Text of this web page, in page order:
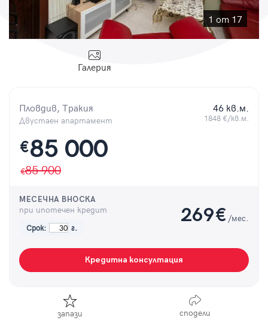
1 от 17
Галерия
Пловдив, Тракия
Двустаен апартамент
46 кв.м.
1848 €/кв.м.
€85 000
85 900
МЕСЕЧНА ВНОСКА
при ипотечен кредит
Срок: г.
269€ /мес.
Кредитна консултация
запази сподели
Парола
Забравена парола
Регистрация